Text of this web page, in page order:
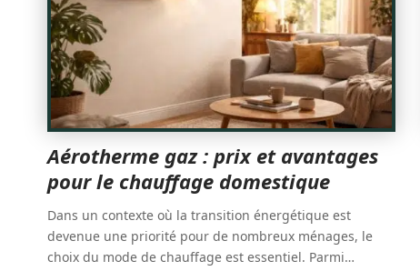
Aérotherme gaz : prix et avantages
pour le chauffage domestique
Dans un contexte où la transition énergétique est
devenue une priorité pour de nombreux ménages, le
choix du mode de chauffage est essentiel. Parmi…